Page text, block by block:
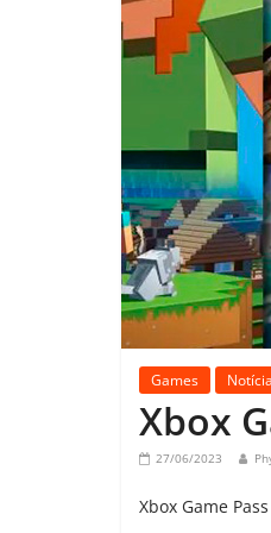
Games
Xbox
27/06/2023
Xbox Game